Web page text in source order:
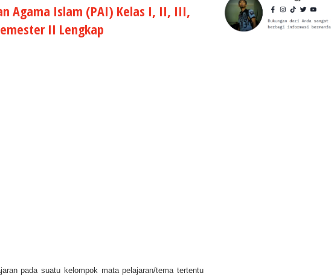
Agama Islam (PAI) Kelas I, II, III,
II Lengkap
pada suatu kelompok mata pelajaran/tema tertentu